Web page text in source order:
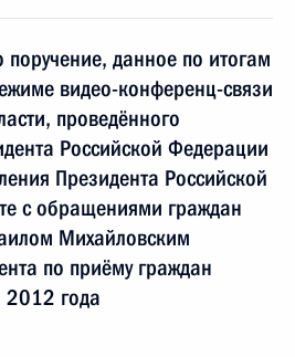
поручение, данное по итогам
видео-конференц-связи
проведённого
Российской Федерации
Президента Российской
с обращениями граждан
Михайловским
по приёму граждан
2012 года